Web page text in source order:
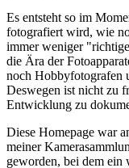
Es entsteht so im
fotografiert wird, wie
immer weniger
die Ära der
noch Hobbyfotografen
Deswegen ist nicht zu
Entwicklung zu
Diese Homepage war
meiner
geworden, bei dem ein